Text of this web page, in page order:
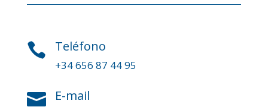
 Teléfono
+34 656 87 44 95
 E-mail